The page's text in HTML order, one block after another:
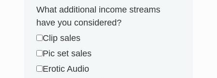
What additional income streams
have you considered?
Clip sales
Pic set sales
Erotic Audio